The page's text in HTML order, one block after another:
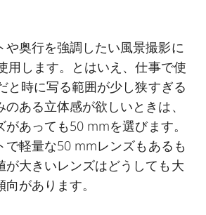
や奥行を強調したい風景撮影に
用します。とはいえ、仕事で使
と時に写る範囲が少し狭すぎる
ある立体感が欲しいときは、
あっても50 mmを選びます。
で軽量な50 mmレンズもあるも
が大きいレンズはどうしても大
があります。